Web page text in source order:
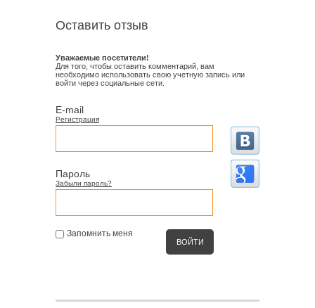
Оставить отзыв
Уважаемые посетители!
Для того, чтобы оставить комментарий, вам
необходимо использовать свою учетную запись или
войти через социальные сети.
E-mail
Регистрация
Пароль
Забыли пароль?
Запомнить меня